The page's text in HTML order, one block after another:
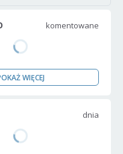
komentowane
WIĘCEJ
dnia